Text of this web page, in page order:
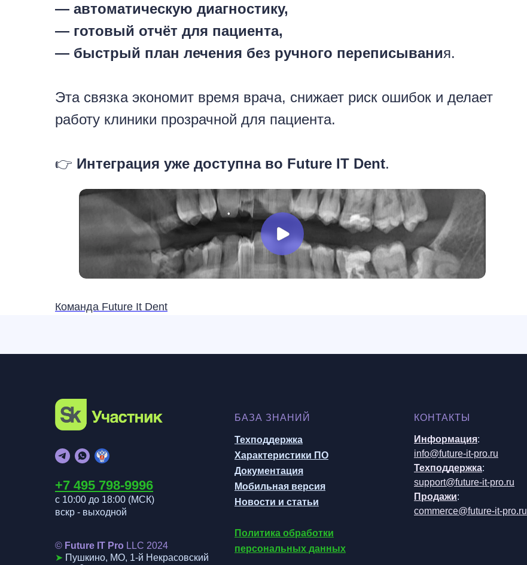
— автоматическую диагностику,
— готовый отчёт для пациента,
— быстрый план лечения без ручного переписывания.
Эта связка экономит время врача, снижает риск ошибок и делает
работу клиники прозрачной для пациента.
👉 Интеграция уже доступна во Future IT Dent.
Команда Future It Dent
+7 495 798-9996
с 10:00 до 18:00 (МСК)
вскр - выходной
© Future IT Pro LLC 2024
➤ Пушкино, МО, 1-й Некрасовский
БАЗА ЗНАНИЙ
Техподдержка
Характеристики ПО
Документация
Мобильная версия
Новости и статьи
Политика обработки
персональных данных
КОНТАКТЫ
Информация:
info@future-it-pro.ru
Техподдержка:
support@future-it-pro.ru
Продажи:
commerce@future-it-pro.ru